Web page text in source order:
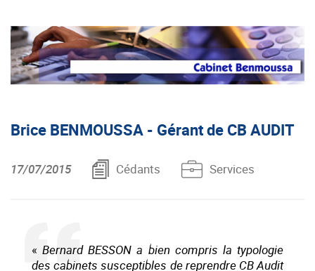
Brice BENMOUSSA - Gérant de CB AUDIT
17/07/2015 Cédants Services
«Bernard BESSON a bien compris la typologie
des cabinets susceptibles de reprendre CB Audit